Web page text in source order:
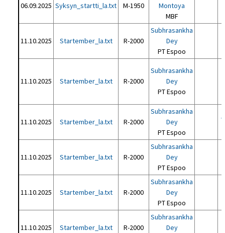
06.09.2025 Syksyn_startti_la.txt M-1950
Montoya
MBF
11.10.2025 Startember_la.txt R-2000
Subhrasankha
Dey
PT Espoo
11.10.2025 Startember_la.txt R-2000
Subhrasankha
Dey
PT Espoo
11.10.2025 Startember_la.txt R-2000
Subhrasankha
Dey
PT Espoo
11.10.2025 Startember_la.txt R-2000
Subhrasankha
Dey
PT Espoo
11.10.2025 Startember_la.txt R-2000
Subhrasankha
Dey
PT Espoo
11.10.2025 Startember_la.txt R-2000
Subhrasankha
Dey